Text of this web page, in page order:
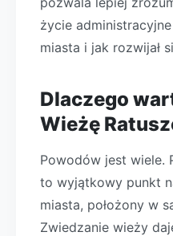
życie
miasta i jak rozwijał
Dlaczego
Wieżę
Powodów jest wiele.
to wyjątkowy punkt
miasta, położony w
Zwiedzanie wieży